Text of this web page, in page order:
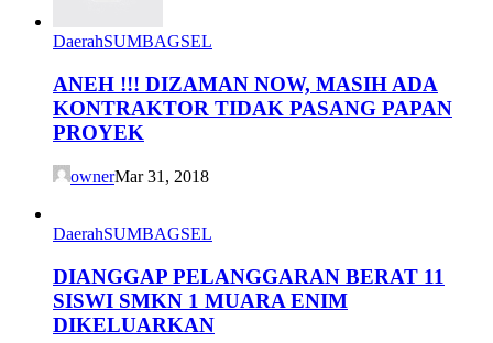
DaerahSUMBAGSEL
ANEH !!! DIZAMAN NOW, MASIH ADA
KONTRAKTOR TIDAK PASANG PAPAN
PROYEK
ownerMar 31, 2018
DaerahSUMBAGSEL
DIANGGAP PELANGGARAN BERAT 11
SISWI SMKN 1 MUARA ENIM
DIKELUARKAN